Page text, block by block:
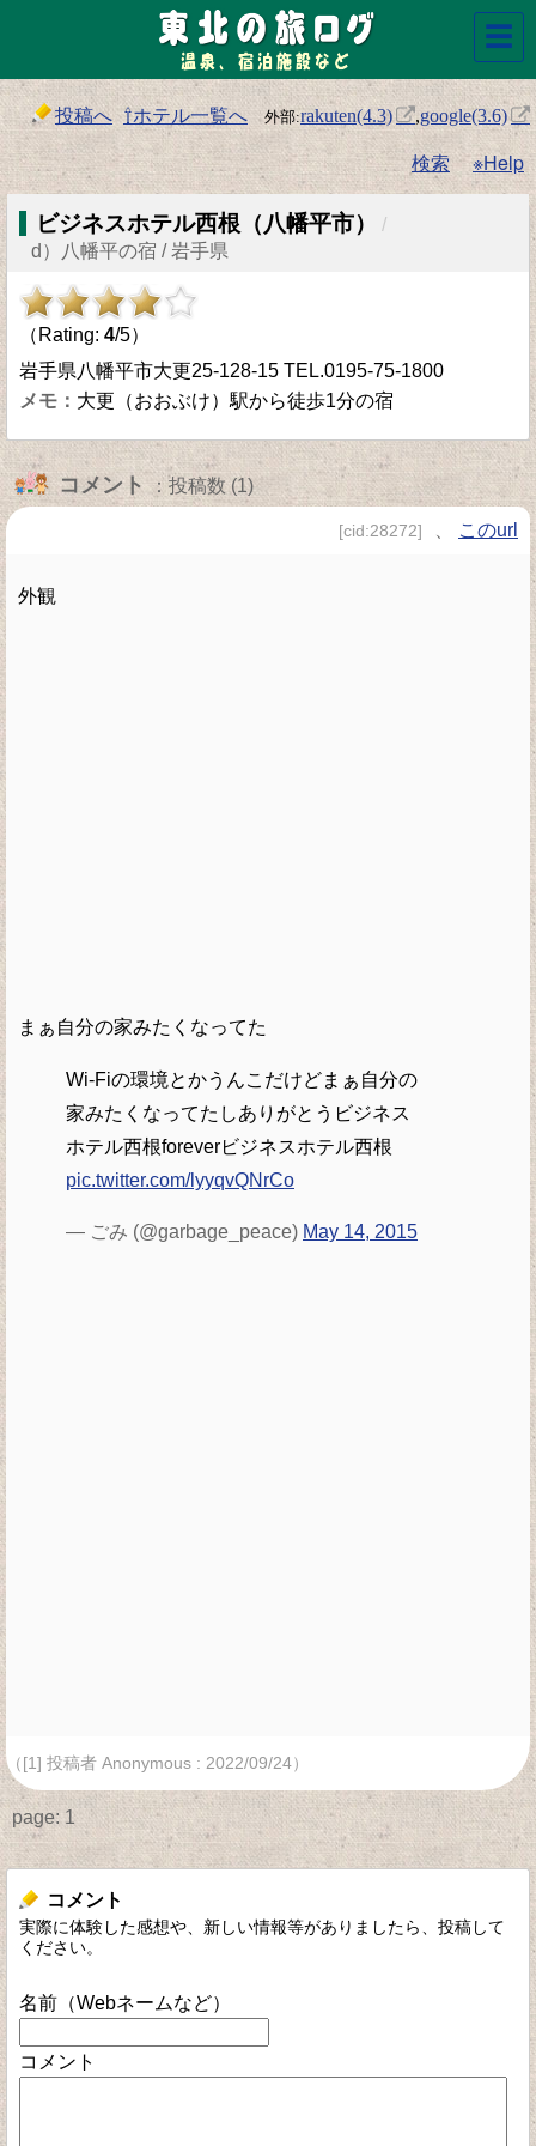
投稿へ ⇧ホテル一覧へ rakuten(4.3) google(3.6)
検索 ※Help
ビジネスホテル西根（八幡平市）
/
d）八幡平の宿 / 岩手県
（Rating: 4/5）
岩手県八幡平市大更25-128-15 TEL.0195-75-1800
大更（おおぶけ）駅から徒歩1分の宿
コメント ：投稿数 (1)
[cid:28272] このurl
外観
まぁ自分の家みたくなってた
Wi-Fiの環境とかうんこだけどまぁ自分の
家みたくなってたしありがとうビジネス
ホテル西根foreverビジネスホテル西根
pic.twitter.com/lyyqvQNrCo
— ごみ (@garbage_peace) May 14, 2015
（[1] 投稿者 Anonymous : 2022/09/24）
page: 1
コメント
実際に体験した感想や、新しい情報等がありましたら、投稿して
ください。
名前（Webネームなど）
コメント
☰